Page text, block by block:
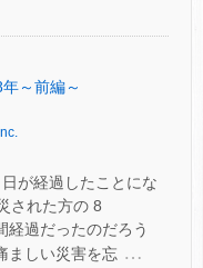
～前編～
が経過したことにな
された方の 8
経過だったのだろう
ましい災害を忘 …